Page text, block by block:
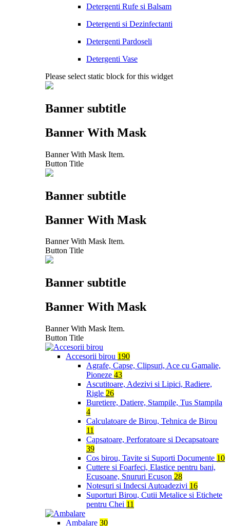
Detergenti Rufe si Balsam
Detergenti si Dezinfectanti
Detergenti Pardoseli
Detergenti Vase
Please select static block for this widget
Banner subtitle
Banner With Mask
Banner With Mask Item.
Button Title
Banner subtitle
Banner With Mask
Banner With Mask Item.
Button Title
Banner subtitle
Banner With Mask
Banner With Mask Item.
Button Title
Accesorii birou 190
Agrafe, Capse, Clipsuri, Ace cu Gamalie,
Pioneze 43
Ascutitoare, Adezivi si Lipici, Radiere,
Rigle 26
Buretiere, Datiere, Stampile, Tus Stampila
4
Calculatoare de Birou, Tehnica de Birou
11
Capsatoare, Perforatoare si Decapsatoare
39
Cos birou, Tavite si Suporti Documente 10
Cuttere si Foarfeci, Elastice pentru bani,
Ecusoane, Snururi Ecuson 28
Notesuri si Indecsi Autoadezivi 16
Suporturi Birou, Cutii Metalice si Etichete
pentru Chei 11
Ambalare 30